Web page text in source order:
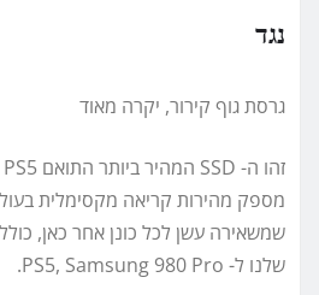
נגד
גרסת גוף קירור, יקרה מאוד
שלנו ל- PS5, Samsung 980 Pro.